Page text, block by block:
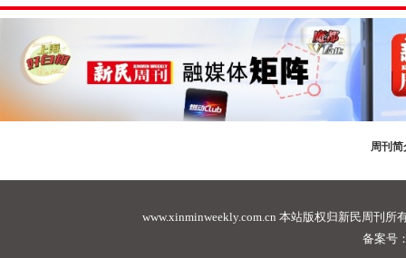
周刊简
www.xinminweekly.com.cn 本站版权归新民周刊所
备案号